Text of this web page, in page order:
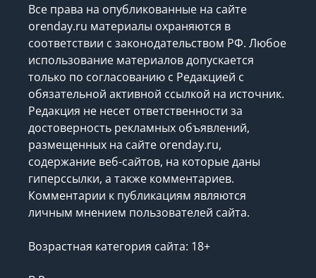
Все права на опубликованные на сайте
orenday.ru материалы охраняются в
соответствии с законодательством РФ. Любое
использование материалов допускается
только по согласованию с Редакцией с
обязательной активной ссылкой на источник.
Редакция не несет ответственности за
достоверность рекламных объявлений,
размещенных на сайте orenday.ru,
содержание веб-сайтов, на которые даны
гиперссылки, а также комментариев.
Комментарии к публикациям являются
личным мнением пользователей сайта.
Возрастная категория сайта: 18+